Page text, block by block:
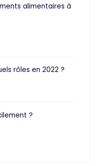
alimentaires à
rôles en 2022 ?
?